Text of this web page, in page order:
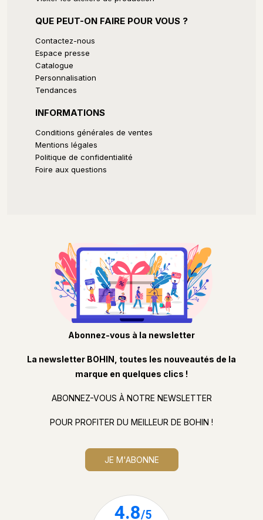
QUE PEUT-ON FAIRE POUR VOUS ?
Contactez-nous
Espace presse
Catalogue
Personnalisation
Tendances
INFORMATIONS
Conditions générales de ventes
Mentions légales
Politique de confidentialité
Foire aux questions
Abonnez-vous à la newsletter
La newsletter BOHIN, toutes les nouveautés de la
marque en quelques clics !
ABONNEZ-VOUS À NOTRE NEWSLETTER
POUR PROFITER DU MEILLEUR DE BOHIN !
JE M'ABONNE